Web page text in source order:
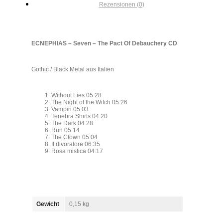
Rezensionen (0)
ECNEPHIAS – Seven – The Pact Of Debauchery CD
Gothic / Black Metal aus Italien
Without Lies 05:28
The Night of the Witch 05:26
Vampiri 05:03
Tenebra Shirts 04:20
The Dark 04:28
Run 05:14
The Clown 05:04
Il divoratore 06:35
Rosa mistica 04:17
Gewicht 0,15 kg